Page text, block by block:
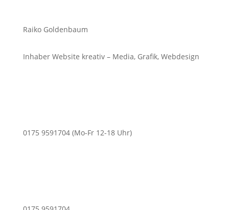
Raiko Goldenbaum
Inhaber Website kreativ – Media, Grafik, Webdesign
0175 9591704 (Mo-Fr 12-18 Uhr)